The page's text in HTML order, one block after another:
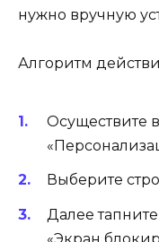
нужно вручную
Алгоритм
Осуществите
Выберите
Далее
«Экран